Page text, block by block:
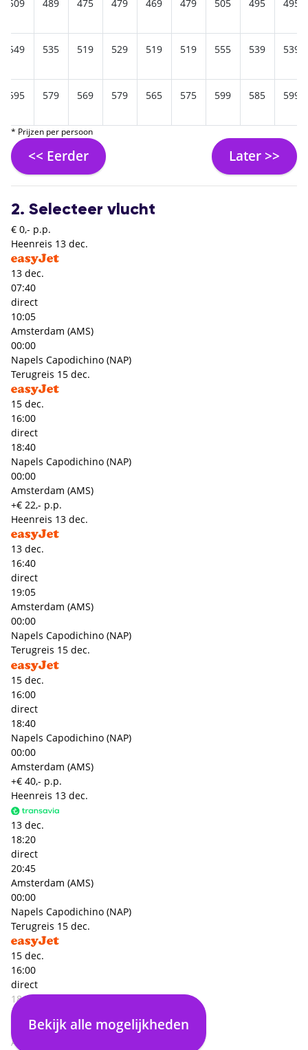
509 489 475 479 469 479 505 495 495
549 535 519 529 519 519 555 539 539
595 579 569 579 565 575 599 585 599
* Prijzen per persoon
<< Eerder Later >>
2. Selecteer vlucht
€ 0,- p.p.
Heenreis 13 dec.
13 dec.
07:40
direct
10:05
Amsterdam (AMS)
00:00
Napels Capodichino (NAP)
Terugreis 15 dec.
15 dec.
16:00
direct
18:40
Napels Capodichino (NAP)
00:00
Amsterdam (AMS)
+€ 22,- p.p.
Heenreis 13 dec.
13 dec.
16:40
direct
19:05
Amsterdam (AMS)
00:00
Napels Capodichino (NAP)
Terugreis 15 dec.
15 dec.
16:00
direct
18:40
Napels Capodichino (NAP)
00:00
Amsterdam (AMS)
+€ 40,- p.p.
Heenreis 13 dec.
13 dec.
18:20
direct
20:45
Amsterdam (AMS)
00:00
Napels Capodichino (NAP)
Terugreis 15 dec.
15 dec.
16:00
direct
18:40
Napels Capodichino (NAP)
00:00
Amsterdam (AMS)
Bekijk alle mogelijkheden